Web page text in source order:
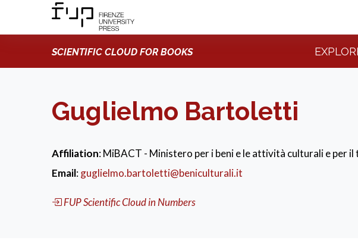
SCIENTIFIC CLOUD FOR BOOKS
Guglielmo Bartoletti
Affiliation: MiBACT - Ministero per i beni e le attività culturali e per
Email:guglielmo.bartoletti@beniculturali.it
FUP Scientific Cloud in Numbers